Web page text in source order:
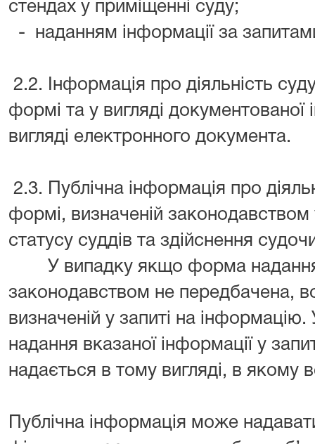
стендах у приміщенні суду;
- наданням інформації за
2.2. Інформація про діяльність
формі та у вигляді документованої
вигляді електронного документа.
2.3. Публічна інформація про
формі, визначеній
статусу суддів та здійснення
У випадку якщо форма надання
законодавством не передбачена,
визначеній у запиті на
надання вказаної інформації у
надається в тому вигляді, в якому
Публічна інформація може